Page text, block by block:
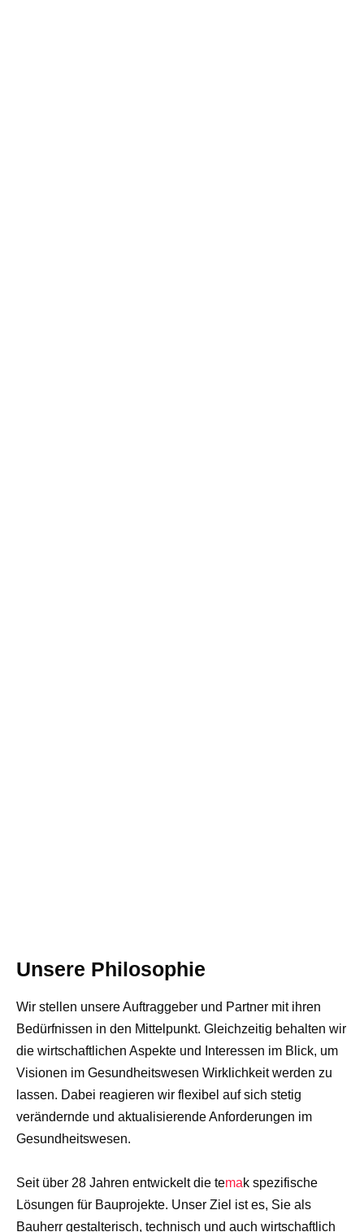
Unsere Philosophie
Wir stellen unsere Auftraggeber und Partner mit ihren
Bedürfnissen in den Mittelpunkt. Gleichzeitig behalten wir
die wirtschaftlichen Aspekte und Interessen im Blick, um
Visionen im Gesundheitswesen Wirklichkeit werden zu
lassen. Dabei reagieren wir flexibel auf sich stetig
verändernde und aktualisierende Anforderungen im
Gesundheitswesen.
Seit über 28 Jahren entwickelt die temak spezifische
Lösungen für Bauprojekte. Unser Ziel ist es, Sie als
Bauherr gestalterisch, technisch und auch wirtschaftlich